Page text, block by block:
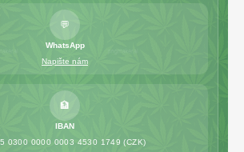
💬
WhatsApp
Napište nám
🏦
IBAN
0300 0000 0003 4530 1749 (CZK)